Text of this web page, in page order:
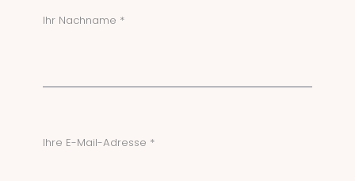
Ihr Nachname *
Ihre E-Mail-Adresse *